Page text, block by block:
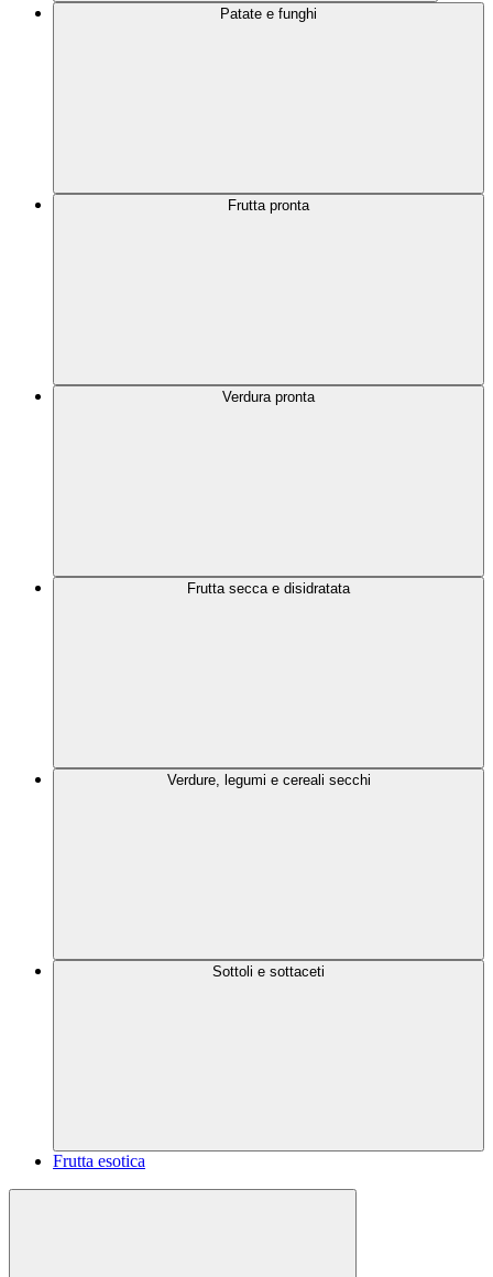
Patate e funghi
Frutta pronta
Verdura pronta
Frutta secca e disidratata
Verdure, legumi e cereali secchi
Sottoli e sottaceti
Frutta esotica